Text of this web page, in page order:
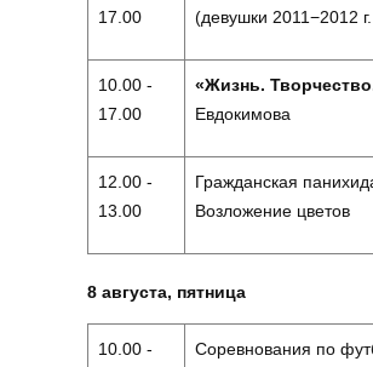
17.00
(девушки 2011−2012
10.00 -
17.00
«Жизнь.
Евдокимова
12.00 -
13.00
Гражданская
Возложение цветов
8 августа, пятница
10.00 -
Соревнования по